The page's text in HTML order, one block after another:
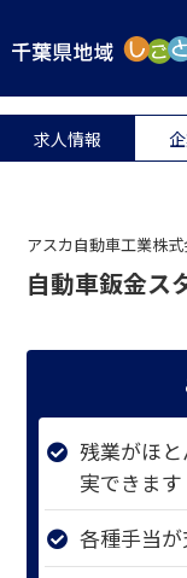
求人情報
アスカ自動車工業株
自動車鈑金ス
残業がほと
実できます
各種手当